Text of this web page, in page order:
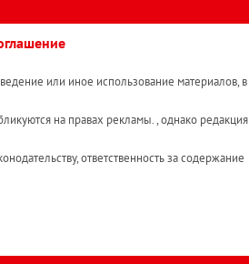
или иное использование материалов, в
на правах рекламы. , однако редакция
ответственность за содержание